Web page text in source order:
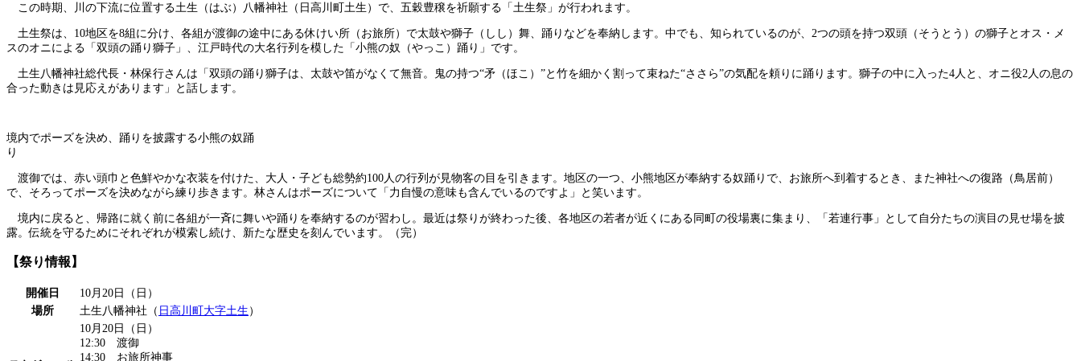
この時期、川の下流に位置する土生（はぶ）八幡神社（日高川町土生）で、五穀豊穣を祈願する「土生祭」が行われます。
土生祭は、10地区を8組に分け、各組が渡御の途中にある休けい所（お旅所）で太鼓や獅子（しし）舞、踊りなどを奉納します。中でも、知られているのが、2つの頭を持つ双頭（そうとう）の獅子とオス・メ
スのオニによる「双頭の踊り獅子」、江戸時代の大名行列を模した「小熊の奴（やっこ）踊り」です。
土生八幡神社総代長・林保行さんは「双頭の踊り獅子は、太鼓や笛がなくて無音。鬼の持つ“矛（ほこ）”と竹を細かく割って束ねた“ささら”の気配を頼りに踊ります。獅子の中に入った4人と、オニ役2人の息の
合った動きは見応えがあります」と話します。
境内でポーズを決め、踊りを披露する小熊の奴踊
り
渡御では、赤い頭巾と色鮮やかな衣装を付けた、大人・子ども総勢約100人の行列が見物客の目を引きます。地区の一つ、小熊地区が奉納する奴踊りで、お旅所へ到着するとき、また神社への復路（鳥居前）
で、そろってポーズを決めながら練り歩きます。林さんはポーズについて「力自慢の意味も含んでいるのですよ」と笑います。
境内に戻ると、帰路に就く前に各組が一斉に舞いや踊りを奉納するのが習わし。最近は祭りが終わった後、各地区の若者が近くにある同町の役場裏に集まり、「若連行事」として自分たちの演目の見せ場を披
露。伝統を守るためにそれぞれが模索し続け、新たな歴史を刻んでいます。（完）
【祭り情報】
開催日
10月20日（日）
場所
土生八幡神社（ 日高川町大字土生 ）
10月20日（日）
12:30 渡御
14:30 お旅所神事